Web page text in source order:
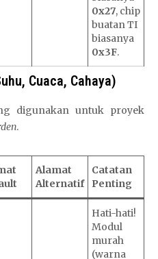
0x27, chip
buatan TI
biasanya
0x3F.
Cuaca, Cahaya)
digunakan untuk proyek
.
Alamat
Alternatif
Catatan
Penting
Hati-hati!
Modul
murah
(warna